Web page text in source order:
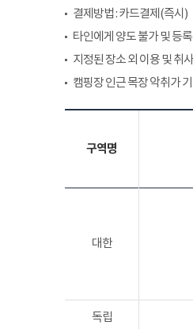
결제방법 : 카드결제(즉시)
타인에게 양도 불가 및 등
지정된 장소 외 이용 및 취
캠핑장 인근 목장 악취가
구역명
대한
독립